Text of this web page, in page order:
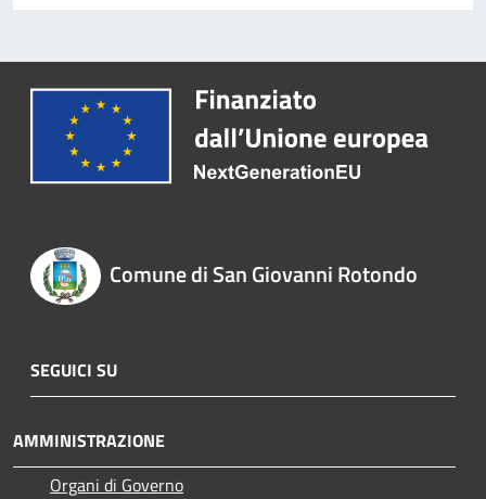
Comune di San Giovanni Rotondo
SEGUICI SU
AMMINISTRAZIONE
Organi di Governo